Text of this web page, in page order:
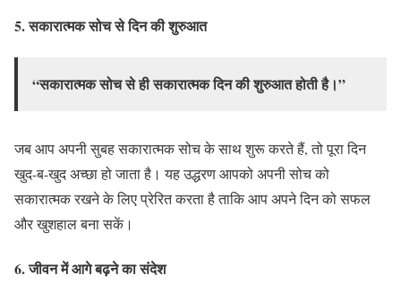
5.सकारात्मक सोच से दिन की शुरुआत
“सकारात्मक सोच से ही सकारात्मक दिन की शुरुआत होती है।”
जब आप अपनी सुबह सकारात्मक सोच के साथ शुरू करते हैं, तो पूरा दिन
खुद-ब-खुद अच्छा हो जाता है। यह उद्धरण आपको अपनी सोच को
सकारात्मक रखने के लिए प्रेरित करता है ताकि आप अपने दिन को सफल
और खुशहाल बना सकें।
6.जीवन में आगे बढ़ने का संदेश